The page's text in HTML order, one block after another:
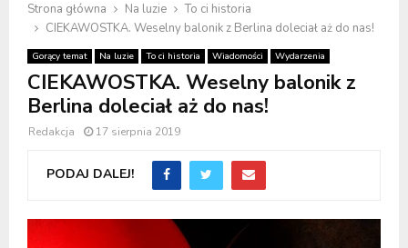
Strona główna Na luzie
To ci historia
CIEKAWOSTKA. Weselny balonik z Berlina doleciał aż do nas!
Gorący temat Na luzie To ci historia Wiadomości Wydarzenia
CIEKAWOSTKA. Weselny balonik z
Berlina doleciał aż do nas!
Redakcja 17 sierpnia 2019
PODAJ DALEJ!